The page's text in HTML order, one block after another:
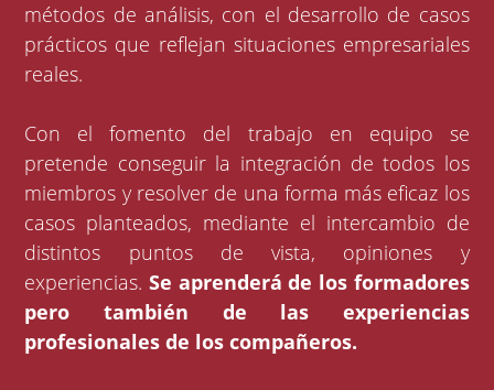
métodos de análisis, con el desarrollo de casos
prácticos que reflejan situaciones empresariales
reales.
Con el fomento del trabajo en equipo se
pretende conseguir la integración de todos los
miembros y resolver de una forma más eficaz los
casos planteados, mediante el intercambio de
distintos puntos de vista, opiniones y
experiencias.Se aprenderá de los formadores
pero también de las experiencias
profesionales de los compañeros.